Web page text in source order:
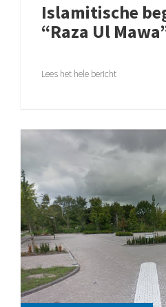
Islamitische
“Raza Ul
Lees het hele bericht